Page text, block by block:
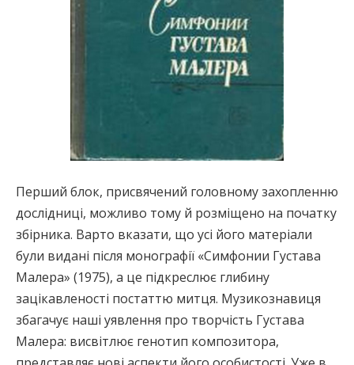
Перший блок, присвячений головному захопленню
дослідниці, можливо тому й розміщено на початку
збірника. Варто вказати, що усі його матеріали
були видані після монографії «Симфонии Густава
Малера» (1975), а це підкреслює глибину
зацікавленості постаттю митця. Музикознавиця
збагачує наші уявлення про творчість Густава
Малера: висвітлює генотип композитора,